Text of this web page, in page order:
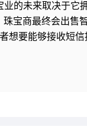
业的未来取决于它
珠宝商最终会出售
想要能够接收短